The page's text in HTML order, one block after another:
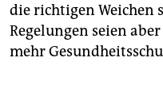
die richtigen Weichen
Regelungen seien
mehr